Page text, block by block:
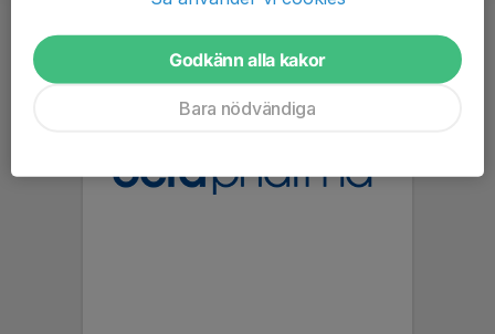
Godkänn alla kakor
Bara nödvändiga